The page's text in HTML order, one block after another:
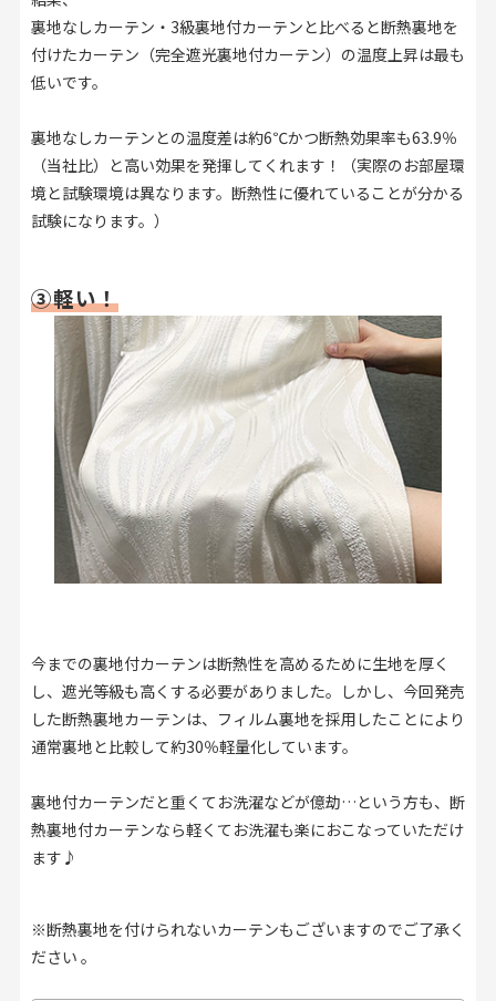
裏地なしカーテン・3級裏地付カーテンと比べると断熱裏地を
付けたカーテン（完全遮光裏地付カーテン）の温度上昇は最も
低いです。
裏地なしカーテンとの温度差は約6℃かつ断熱効果率も63.9％
（当社比）と高い効果を発揮してくれます！（実際のお部屋環
境と試験環境は異なります。断熱性に優れていることが分かる
試験になります。）
③軽い！
今までの裏地付カーテンは断熱性を高めるために生地を厚く
し、遮光等級も高くする必要がありました。しかし、今回発売
した断熱裏地カーテンは、フィルム裏地を採用したことにより
通常裏地と比較して約30％軽量化しています。
裏地付カーテンだと重くてお洗濯などが億劫…という方も、断
熱裏地付カーテンなら軽くてお洗濯も楽におこなっていただけ
ます♪
※断熱裏地を付けられないカーテンもございますのでご了承く
ださい 。